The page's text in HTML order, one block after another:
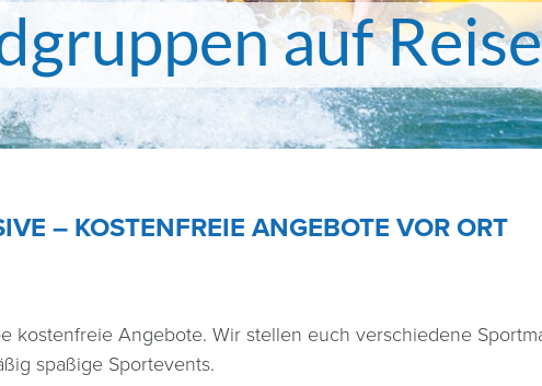
auf
– KOSTENFREIE ANGEBOTE VOR ORT
kostenfreie Angebote. Wir stellen euch verschiedene
spaßige Sportevents.